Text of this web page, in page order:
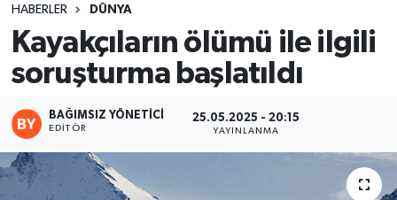
HABERLER DÜNYA
Kayakçıların ölümü ile ilgili
soruşturma başlatıldı
BAĞIMSIZ YÖNETICI
EDITÖR
25.05.2025 - 20:15
YAYINLANMA